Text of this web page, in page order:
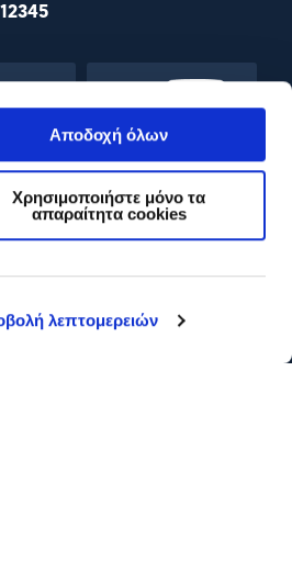
λεπτομερειών
Αποδοχή όλων
Χρησιμοποιήστε μόνο τα
απαραίτητα cookies